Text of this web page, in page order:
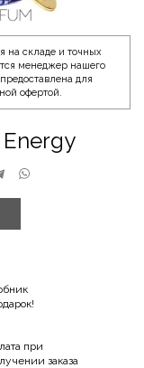
на складе и точных
менеджер нашего
для
офертой.
Energy
при
заказа